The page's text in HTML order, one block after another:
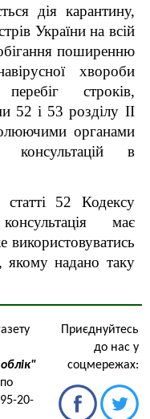
дія карантину,
України на всій
поширенню
хвороби
строків,
52 і 53 розділу II
органами
консультацій в
52 Кодексу
має
використовуватись
якому надано таку
20-
Приєднуйтесь
до нас у
соцмережах: